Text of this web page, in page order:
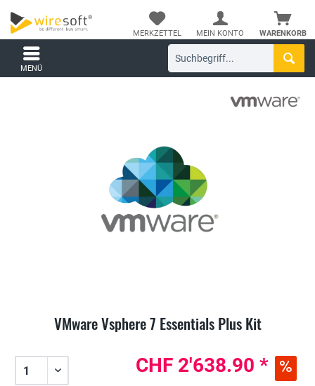
WARENKORB
MERKZETTEL MEIN KONTO
MENÜ
VMware Vsphere 7 Essentials Plus Kit
CHF 2'638.90 *